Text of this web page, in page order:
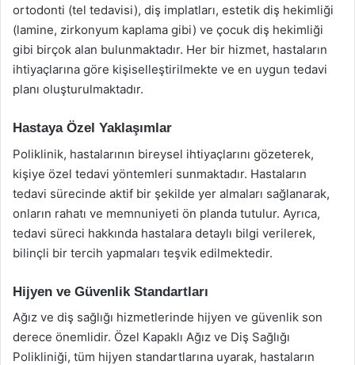
ortodonti (tel tedavisi), diş implatları, estetik diş hekimliği
(lamine, zirkonyum kaplama gibi) ve çocuk diş hekimliği
gibi birçok alan bulunmaktadır. Her bir hizmet, hastaların
ihtiyaçlarına göre kişiselleştirilmekte ve en uygun tedavi
planı oluşturulmaktadır.
Hastaya Özel Yaklaşımlar
Poliklinik, hastalarının bireysel ihtiyaçlarını gözeterek,
kişiye özel tedavi yöntemleri sunmaktadır. Hastaların
tedavi sürecinde aktif bir şekilde yer almaları sağlanarak,
onların rahatı ve memnuniyeti ön planda tutulur. Ayrıca,
tedavi süreci hakkında hastalara detaylı bilgi verilerek,
bilinçli bir tercih yapmaları teşvik edilmektedir.
Hijyen ve Güvenlik Standartları
Ağız ve diş sağlığı hizmetlerinde hijyen ve güvenlik son
derece önemlidir. Özel Kapaklı Ağız ve Diş Sağlığı
Polikliniği, tüm hijyen standartlarına uyarak, hastaların